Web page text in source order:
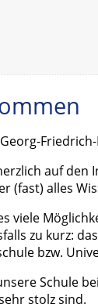
auf den
(fast) alles
viele
zu kurz:
bzw.
Schule
stolz sind.